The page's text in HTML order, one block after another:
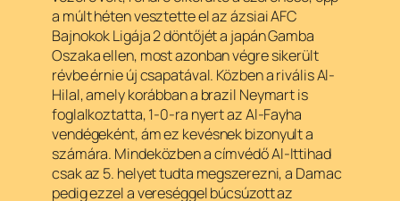
a múlt héten vesztette el az ázsiai AFC
Bajnokok Ligája 2 döntőjét a japán Gamba
Oszaka ellen, most azonban végre sikerült
révbe érnie új csapatával. Közben a rivális Al-
Hilal, amely korábban a brazil Neymart is
foglalkoztatta, 1-0-ra nyert az Al-Fayha
vendégeként, ám ez kevésnek bizonyult a
számára. Mindeközben a címvédő Al-Ittihad
csak az 5. helyet tudta megszerezni, a Damac
pedig ezzel a vereséggel búcsúzott az